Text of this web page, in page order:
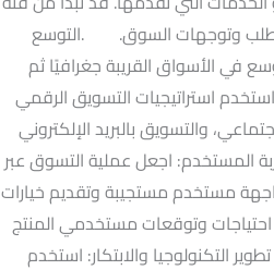
الطلب وتوجهات السوق. .التوسع
في الأسواق القريبة جغرافيًا ثم
استراتيجيات التسويق الرقمي
والتسويق بالبريد الإلكتروني
المستخدم: اجعل عملية التسوق عبر
مستخدم مستجيبة وتقديم خيارات
وتوقعات مستخدمي المنتج
التكنولوجيا والابتكار: استخدم